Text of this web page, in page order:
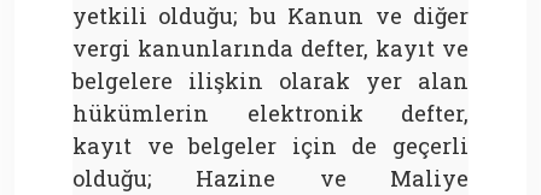
yetkili olduğu; bu Kanun ve diğer
vergi kanunlarında defter, kayıt ve
belgelere ilişkin olarak yer alan
hükümlerin elektronik defter,
kayıt ve belgeler için de geçerli
olduğu; Hazine ve Maliye